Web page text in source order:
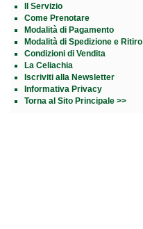
Il Servizio
Come Prenotare
Modalità di Pagamento
Modalità di Spedizione e Ritiro
Condizioni di Vendita
La Celiachia
Iscriviti alla Newsletter
Informativa Privacy
Torna al Sito Principale >>